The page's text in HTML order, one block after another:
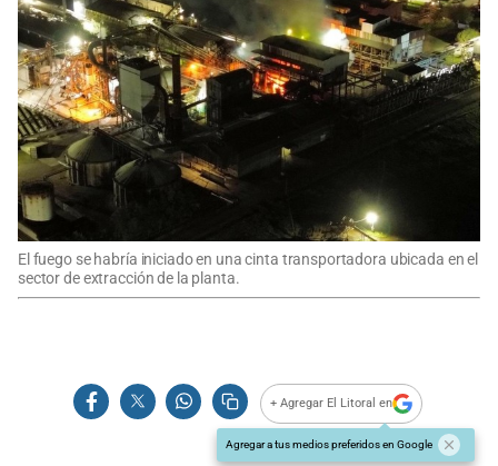
El fuego se habría iniciado en una cinta transportadora ubicada en el
sector de extracción de la planta.
+ Agregar El Litoral en
Agregar a tus medios preferidos en Google